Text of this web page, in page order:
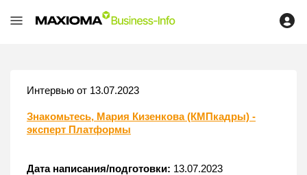
Интервью от 13.07.2023
Знакомьтесь, Мария Кизенкова (КМПкадры) -
эксперт Платформы
Дата написания/подготовки: 13.07.2023